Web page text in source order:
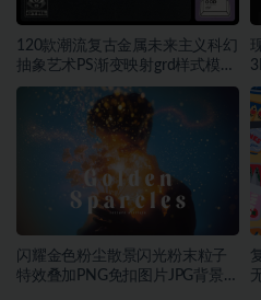
120款潮流复古金属未来主义科幻
抽象艺术PS渐变映射grd样式模板
素材
闪耀金色粉尘散景闪光粉末粒子
特效叠加PNG免扣图片JPG背景素